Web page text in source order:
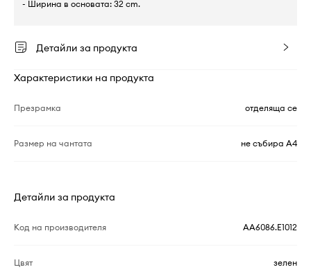
- Ширина в основата: 32 cm.
Детайли за продукта
Характеристики на продукта
Презрамка отделяща се
Размер на чантата не събира A4
Детайли за продукта
Код на производителя AA6086.E1012
Цвят зелен